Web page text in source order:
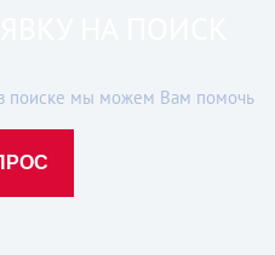
в поиске мы можем Вам помочь